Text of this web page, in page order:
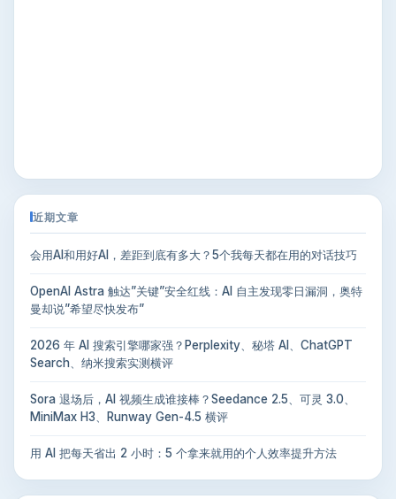
近期文章
会用AI和用好AI，差距到底有多大？5个我每天都在用的对话技巧
OpenAI Astra 触达”关键”安全红线：AI 自主发现零日漏洞，奥特
曼却说”希望尽快发布”
2026 年 AI 搜索引擎哪家强？Perplexity、秘塔 AI、ChatGPT
Search、纳米搜索实测横评
Sora 退场后，AI 视频生成谁接棒？Seedance 2.5、可灵 3.0、
MiniMax H3、Runway Gen-4.5 横评
用 AI 把每天省出 2 小时：5 个拿来就用的个人效率提升方法